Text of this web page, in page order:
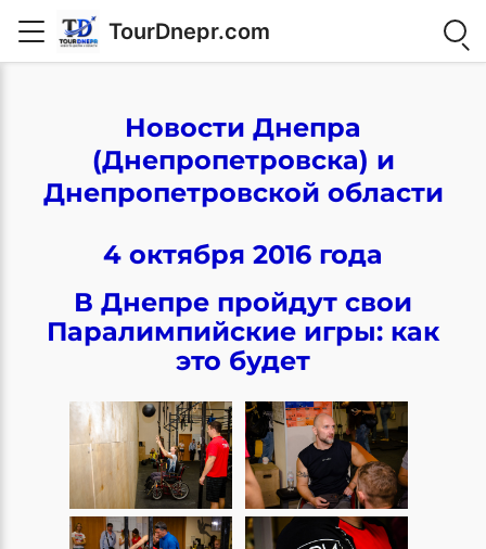
TourDnepr.com
Новости Днепра
(Днепропетровска) и
Днепропетровской области
4 октября 2016 года
В Днепре пройдут свои
Паралимпийские игры: как
это будет